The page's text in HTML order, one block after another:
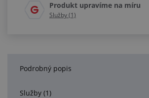
Produkt upravíme na míru
Služby (1)
Podrobný popis
Služby (1)